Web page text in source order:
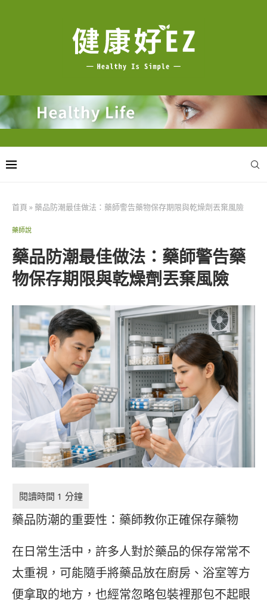
首頁 » 藥品防潮最佳做法：藥師警告藥物保存期限與乾燥劑丟棄風險
藥師說
藥品防潮最佳做法：藥師警告藥
物保存期限與乾燥劑丟棄風險
藥品防潮的重要性：藥師教你正確保存藥物
在日常生活中，許多人對於藥品的保存常常不
太重視，可能隨手將藥品放在廚房、浴室等方
便拿取的地方，也經常忽略包裝裡那包不起眼